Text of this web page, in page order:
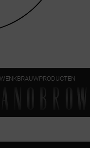
WENKBRAUWPRODUCTEN